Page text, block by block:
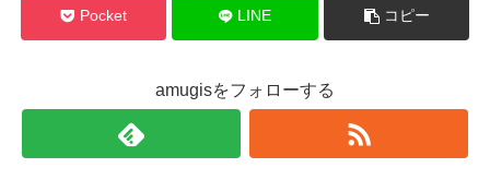
Pocket LINE コピー
amugisをフォローする